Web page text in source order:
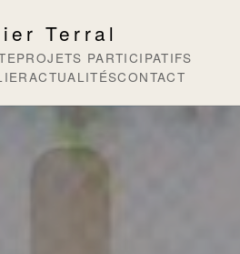
Terral
PROJETS PARTICIPATIFS
ACTUALITÉSCONTACT